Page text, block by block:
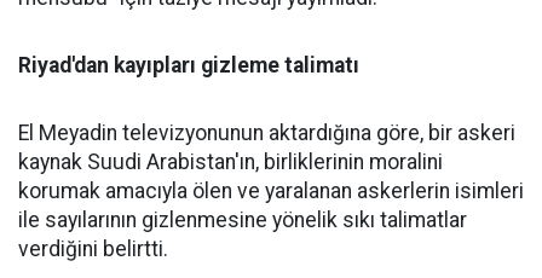
Riyad'dan kayıpları gizleme talimatı
El Meyadin televizyonunun aktardığına göre, bir askeri
kaynak Suudi Arabistan'ın, birliklerinin moralini
korumak amacıyla ölen ve yaralanan askerlerin isimleri
ile sayılarının gizlenmesine yönelik sıkı talimatlar
verdiğini belirtti.